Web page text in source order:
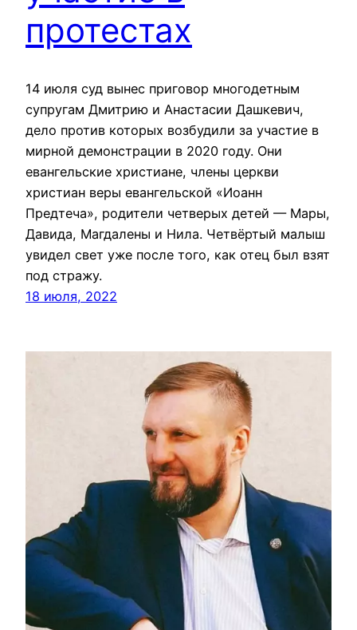
протестах
14 июля суд вынес приговор многодетным
супругам Дмитрию и Анастасии Дашкевич,
дело против которых возбудили за участие в
мирной демонстрации в 2020 году. Они
евангельские христиане, члены церкви
христиан веры евангельской «Иоанн
Предтеча», родители четверых детей — Мары,
Давида, Магдалены и Нила. Четвёртый малыш
увидел свет уже после того, как отец был взят
под стражу.
18 июля, 2022